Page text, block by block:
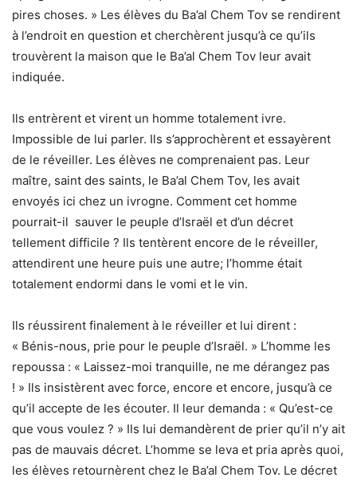
pires choses. » Les élèves du Ba’al Chem Tov se rendirent
à l’endroit en question et cherchèrent jusqu’à ce qu’ils
trouvèrent la maison que le Ba’al Chem Tov leur avait
indiquée.
Ils entrèrent et virent un homme totalement ivre.
Impossible de lui parler. Ils s’approchèrent et essayèrent
de le réveiller. Les élèves ne comprenaient pas. Leur
maître, saint des saints, le Ba’al Chem Tov, les avait
envoyés ici chez un ivrogne. Comment cet homme
pourrait-il sauver le peuple d’Israël et d’un décret
tellement difficile ? Ils tentèrent encore de le réveiller,
attendirent une heure puis une autre; l’homme était
totalement endormi dans le vomi et le vin.
Ils réussirent finalement à le réveiller et lui dirent :
« Bénis-nous, prie pour le peuple d’Israël. » L’homme les
repoussa : « Laissez-moi tranquille, ne me dérangez pas
! » Ils insistèrent avec force, encore et encore, jusqu’à ce
qu’il accepte de les écouter. Il leur demanda : « Qu’est-ce
que vous voulez ? » Ils lui demandèrent de prier qu’il n’y ait
pas de mauvais décret. L’homme se leva et pria après quoi,
les élèves retournèrent chez le Ba’al Chem Tov. Le décret